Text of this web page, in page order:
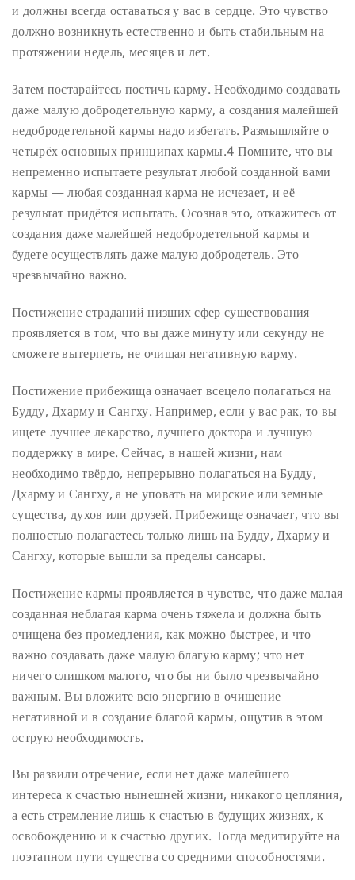
и должны всегда оставаться у вас в сердце. Это чувство
должно возникнуть естественно и быть стабильным на
протяжении недель, месяцев и лет.
Затем постарайтесь постичь карму. Необходимо создавать
даже малую добродетельную карму, а создания малейшей
недобродетельной кармы надо избегать. Размышляйте о
четырёх основных принципах кармы.4 Помните, что вы
непременно испытаете результат любой созданной вами
кармы — любая созданная карма не исчезает, и её
результат придётся испытать. Осознав это, откажитесь от
создания даже малейшей недобродетельной кармы и
будете осуществлять даже малую добродетель. Это
чрезвычайно важно.
Постижение страданий низших сфер существования
проявляется в том, что вы даже минуту или секунду не
сможете вытерпеть, не очищая негативную карму.
Постижение прибежища означает всецело полагаться на
Будду, Дхарму и Сангху. Например, если у вас рак, то вы
ищете лучшее лекарство, лучшего доктора и лучшую
поддержку в мире. Сейчас, в нашей жизни, нам
необходимо твёрдо, непрерывно полагаться на Будду,
Дхарму и Сангху, а не уповать на мирские или земные
существа, духов или друзей. Прибежище означает, что вы
полностью полагаетесь только лишь на Будду, Дхарму и
Сангху, которые вышли за пределы сансары.
Постижение кармы проявляется в чувстве, что даже малая
созданная неблагая карма очень тяжела и должна быть
очищена без промедления, как можно быстрее, и что
важно создавать даже малую благую карму; что нет
ничего слишком малого, что бы ни было чрезвычайно
важным. Вы вложите всю энергию в очищение
негативной и в создание благой кармы, ощутив в этом
острую необходимость.
Вы развили отречение, если нет даже малейшего
интереса к счастью нынешней жизни, никакого цепляния,
а есть стремление лишь к счастью в будущих жизнях, к
освобождению и к счастью других. Тогда медитируйте на
поэтапном пути существа со средними способностями.